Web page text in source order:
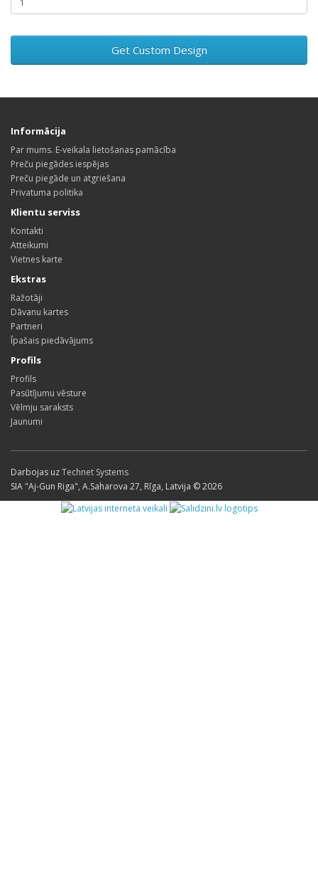
Get Custom Design
Informācija
Par mums. E-veikala lietošanas pamācība
Preču piegādes iespējas
Preču piegāde un atgriešana
Privatuma politika
Klientu serviss
Kontakti
Atteikumi
Vietnes karte
Ekstras
Ražotāji
Dāvanu kartes
Partneri
Īpašais piedāvājums
Profils
Profils
Pasūtījumu vēsture
Vēlmju saraksts
Jaunumi
Darbojas uzTechnet Systems
SIA "Aj-Gun Riga", A.Saharova 27, Rīga, Latvija © 2026